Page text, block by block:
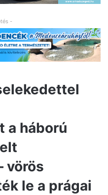
-
a háború
vörös
le a prágai